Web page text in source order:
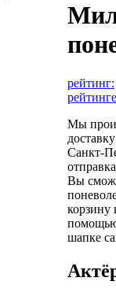
рейтинг:
Мы
Санкт-
Вы
корзину
помощью
шапке